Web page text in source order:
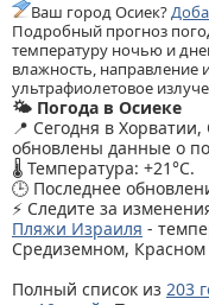
Ваш город Осиек?
Подробный прогноз
температуру ночью и
влажность, направление
ультрафиолетовое
🌤️ Погода в Осиеке
📍 Сегодня в
обновлены данные о
🌡️ Температура: +21°C.
🕒 Последнее
⚡ Следите за
Пляжи Израиля -
Средиземном,
Полный список из 203